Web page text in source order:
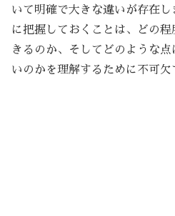
いて明確で大きな違いが存在
に把握しておくことは、どの
きるのか、そしてどのような
いのかを理解するために不可欠